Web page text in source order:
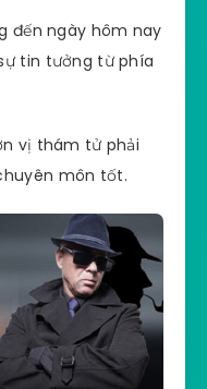
đến ngày hôm nay
tin tưởng từ phía
vị thám tử phải
môn tốt.